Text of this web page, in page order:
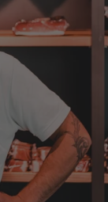
Paket
Euch nur
6.8.2026
Ware hat
Lieferung